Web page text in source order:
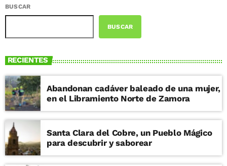
BUSCAR
BUSCAR
RECIENTES
Abandonan cadáver baleado de una mujer,
en el Libramiento Norte de Zamora
Santa Clara del Cobre, un Pueblo Mágico
para descubrir y saborear